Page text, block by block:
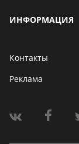
ИНФОРМАЦИЯ
Контакты
Реклама